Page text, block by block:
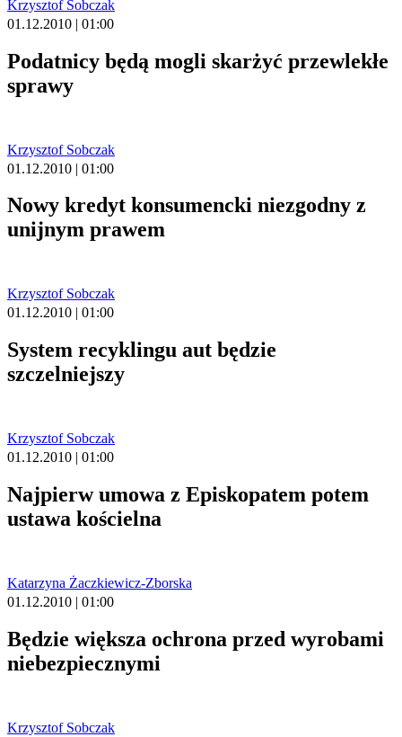
Krzysztof Sobczak
01.12.2010 | 01:00
Podatnicy będą mogli skarżyć przewlekłe
sprawy
Krzysztof Sobczak
01.12.2010 | 01:00
Nowy kredyt konsumencki niezgodny z
unijnym prawem
Krzysztof Sobczak
01.12.2010 | 01:00
System recyklingu aut będzie
szczelniejszy
Krzysztof Sobczak
01.12.2010 | 01:00
Najpierw umowa z Episkopatem potem
ustawa kościelna
Katarzyna Żaczkiewicz-Zborska
01.12.2010 | 01:00
Będzie większa ochrona przed wyrobami
niebezpiecznymi
Krzysztof Sobczak